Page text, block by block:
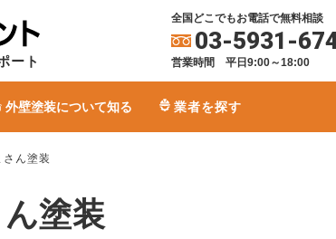
ート
全国どこでもお電話で無料相談
03-5931-
営業時間 平日9:00～18:00
外壁塗装について知る 業者を探す
ん塗装
塗装